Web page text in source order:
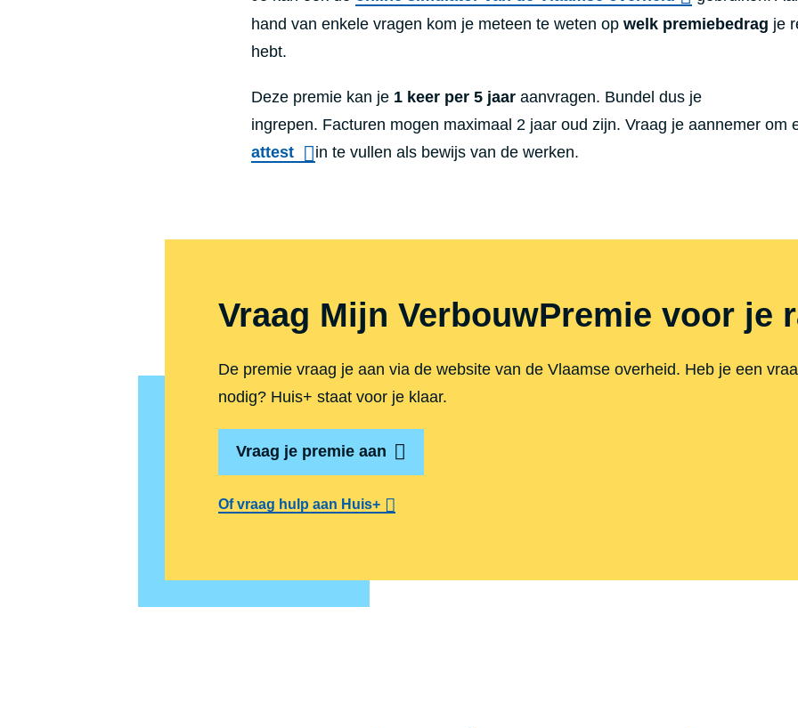
hand van enkele vragen kom je meteen te weten op welk premiebedrag je
hebt.
Deze premie kan je 1 keer per 5 jaar aanvragen. Bundel dus je
ingrepen. Facturen mogen maximaal 2 jaar oud zijn. Vraag je aannemer om
attest
in te vullen als bewijs van de werken.
Vraag Mijn VerbouwPremie voor je
De premie vraag je aan via de website van de Vlaamse overheid. Heb je een
nodig? Huis+ staat voor je klaar.
Vraag je premie aan
Of vraag hulp aan Huis+